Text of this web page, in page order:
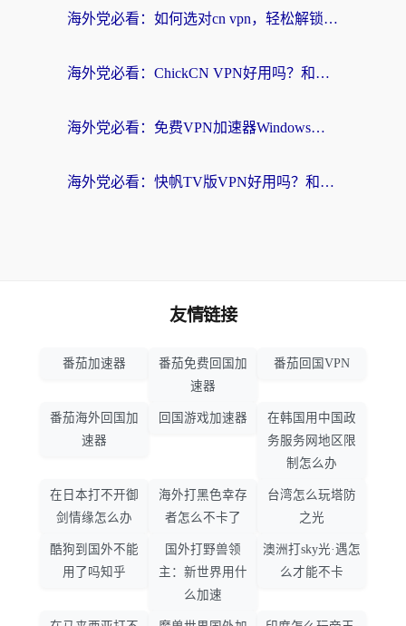
海外党必看：如何选对cn vpn，轻松解锁国内影音游戏？
海外党必看：ChickCN VPN好用吗？和星河VPN对比哪个回国效果更好？附真实体验+避坑指南
海外党必看：免费VPN加速器Windows版怎么选？附真实测评与无缝访问国内资源指南
海外党必看：快帆TV版VPN好用吗？和hi龟龟VPN对比哪个回国效果更好？附免费加速器选择指南
友情链接
番茄加速器
番茄免费回国加
速器
番茄回国VPN
番茄海外回国加
速器
回国游戏加速器
在韩国用中国政
务服务网地区限
制怎么办
在日本打不开御
剑情缘怎么办
海外打黑色幸存
者怎么不卡了
台湾怎么玩塔防
之光
酷狗到国外不能
用了吗知乎
国外打野兽领
主：新世界用什
么加速
澳洲打sky光·遇怎
么才能不卡